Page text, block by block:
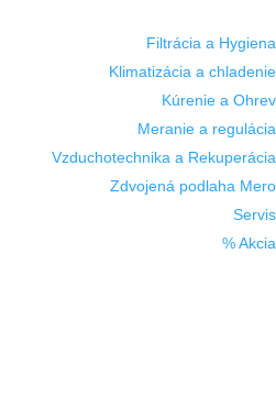
Filtrácia a Hygiena
Klimatizácia a chladenie
Kúrenie a Ohrev
Meranie a regulácia
Vzduchotechnika a Rekuperácia
Zdvojená podlaha Mero
Servis
% Akcia